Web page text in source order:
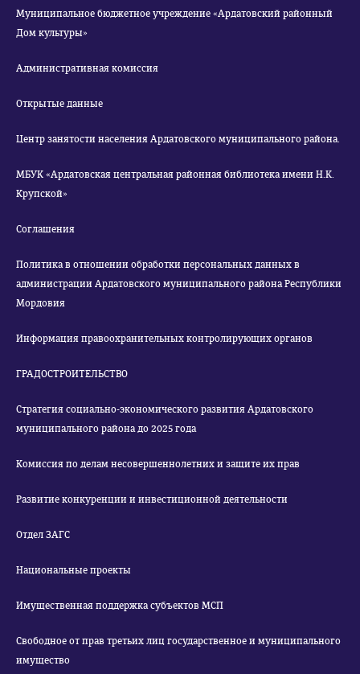
Муниципальное бюджетное учреждение «Ардатовский районный
Дом культуры»
Административная комиссия
Открытые данные
Центр занятости населения Ардатовского муниципального района.
МБУК «Ардатовская центральная районная библиотека имени Н.К.
Крупской»
Соглашения
Политика в отношении обработки персональных данных в
администрации Ардатовского муниципального района Республики
Мордовия
Информация правоохранительных контролирующих органов
ГРАДОСТРОИТЕЛЬСТВО
Стратегия социально-экономического развития Ардатовского
муниципального района до 2025 года
Комиссия по делам несовершеннолетних и защите их прав
Развитие конкуренции и инвестиционной деятельности
Отдел ЗАГС
Национальные проекты
Имущественная поддержка субъектов МСП
Свободное от прав третьих лиц государственное и муниципального
имущество